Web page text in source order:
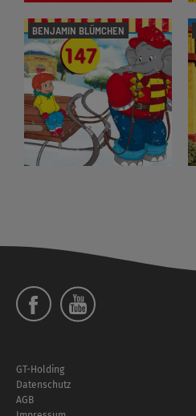
BENJAMIN BLÜMCHEN
Social
Menü
Footer
Menü
GT-Holding
Datenschutz
AGB